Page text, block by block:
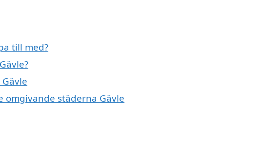
till med?
omgivande städerna Gävle